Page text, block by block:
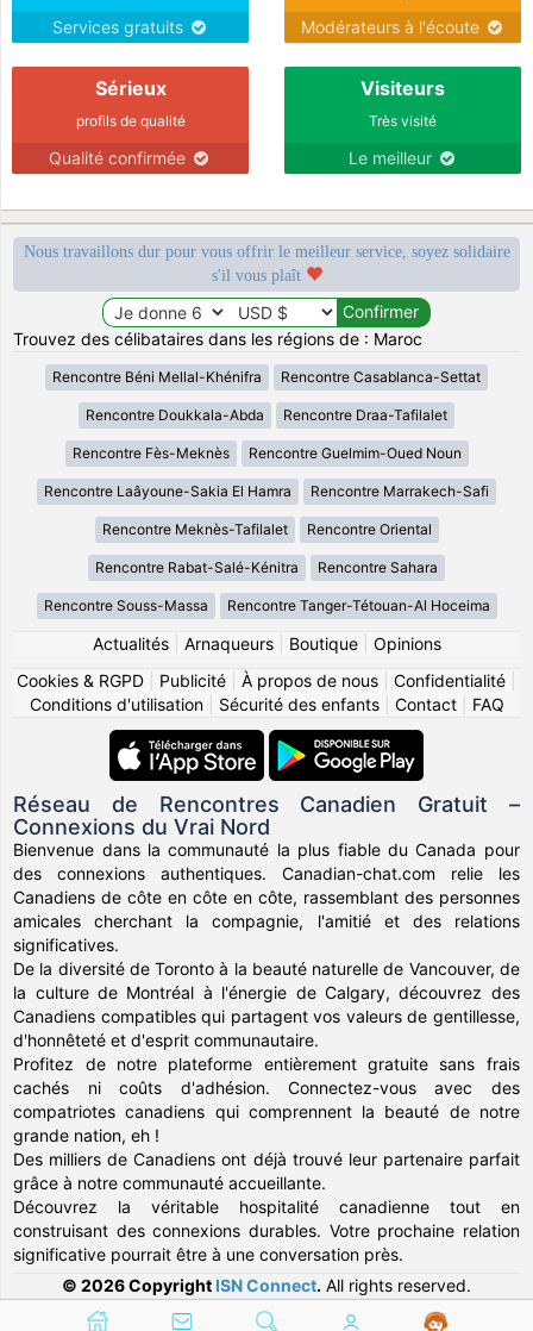
Services gratuits Modérateurs à l'écoute
Sérieux
profils de qualité
Qualité confirmée
Visiteurs
Très visité
Le meilleur
Nous travaillons dur pour vous offrir le meilleur service, soyez solidaire
s'il vous plaît
Trouvez des célibataires dans les régions de : Maroc
Rencontre Béni Mellal-Khénifra Rencontre Casablanca-Settat
Rencontre Doukkala-Abda Rencontre Draa-Tafilalet
Rencontre Fès-Meknès Rencontre Guelmim-Oued Noun
Rencontre Laâyoune-Sakia El Hamra Rencontre Marrakech-Safi
Rencontre Meknès-Tafilalet Rencontre Oriental
Rencontre Rabat-Salé-Kénitra Rencontre Sahara
Rencontre Souss-Massa Rencontre Tanger-Tétouan-Al Hoceima
Actualités| Arnaqueurs| Boutique| Opinions
Cookies & RGPD
Publicité À propos de nous Confidentialité
Conditions d'utilisation| Sécurité des enfants| Contact| FAQ
Réseau de Rencontres Canadien Gratuit –
Connexions du Vrai Nord
Bienvenue dans la communauté la plus fiable du Canada pour
des connexions authentiques. Canadian-chat.com relie les
Canadiens de côte en côte en côte, rassemblant des personnes
amicales cherchant la compagnie, l'amitié et des relations
significatives.
De la diversité de Toronto à la beauté naturelle de Vancouver, de
la culture de Montréal à l'énergie de Calgary, découvrez des
Canadiens compatibles qui partagent vos valeurs de gentillesse,
d'honnêteté et d'esprit communautaire.
Profitez de notre plateforme entièrement gratuite sans frais
cachés ni coûts d'adhésion. Connectez-vous avec des
compatriotes canadiens qui comprennent la beauté de notre
grande nation, eh !
Des milliers de Canadiens ont déjà trouvé leur partenaire parfait
grâce à notre communauté accueillante.
Découvrez la véritable hospitalité canadienne tout en
construisant des connexions durables. Votre prochaine relation
significative pourrait être à une conversation près.
© 2026 Copyright ISN Connect. All rights reserved.